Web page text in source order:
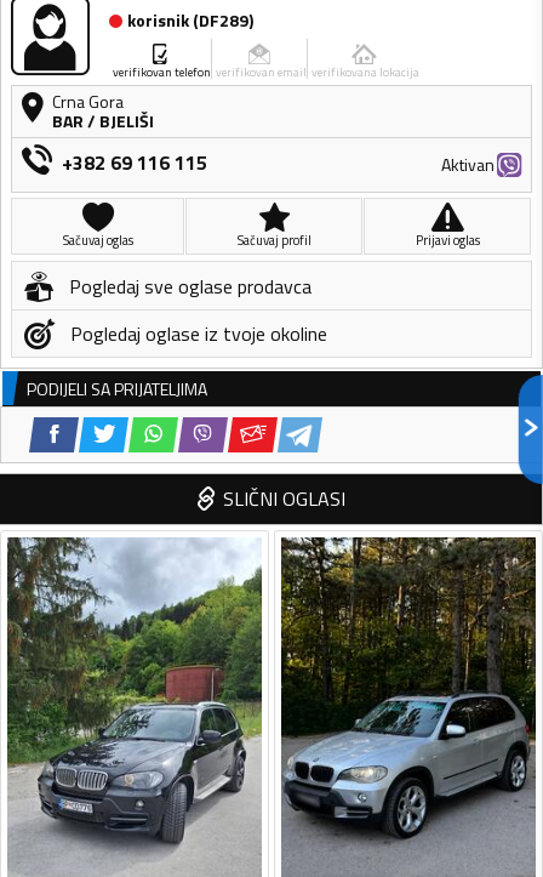
korisnik(DF289)
verifikovan telefon verifikovan email verifikovana lokacija
Crna Gora
BAR/ BJELIŠI
+382 69 116 115 Aktivan
Sačuvaj oglas Sačuvaj profil Prijavi oglas
Pogledaj sve oglase prodavca
Pogledaj oglase iz tvoje okoline
PODIJELI SA PRIJATELJIMA
SLIČNI OGLASI